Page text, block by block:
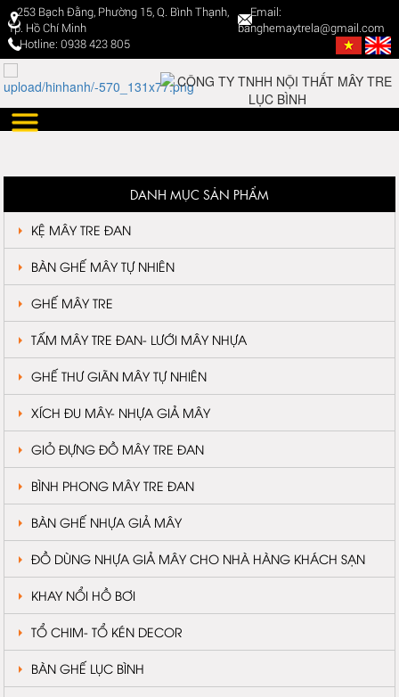
253 Bạch Đằng, Phường 15, Q. Bình Thạnh,
Tp. Hồ Chí Minh
Email:
banghemaytrela@gmail.com
Hotline: 0938 423 805
DANH MỤC SẢN PHẨM
KỆ MÂY TRE ĐAN
BÀN GHẾ MÂY TỰ NHIÊN
GHẾ MÂY TRE
TẤM MÂY TRE ĐAN- LƯỚI MÂY NHỰA
GHẾ THƯ GIÃN MÂY TỰ NHIÊN
XÍCH ĐU MÂY- NHỰA GIẢ MÂY
GIỎ ĐỰNG ĐỒ MÂY TRE ĐAN
BÌNH PHONG MÂY TRE ĐAN
BÀN GHẾ NHỰA GIẢ MÂY
ĐỒ DÙNG NHỰA GIẢ MÂY CHO NHÀ HÀNG KHÁCH SẠN
KHAY NỔI HỒ BƠI
TỔ CHIM- TỔ KÉN DECOR
BÀN GHẾ LỤC BÌNH